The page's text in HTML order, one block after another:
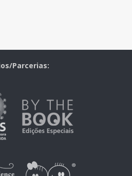
Parcerias: